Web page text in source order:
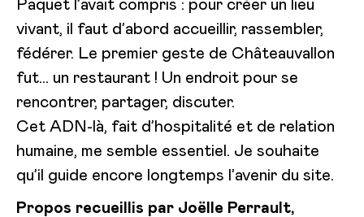
Paquet l’avait compris : pour créer un lieu
vivant, il faut d’abord accueillir, rassembler,
fédérer. Le premier geste de Châteauvallon
fut… un restaurant ! Un endroit pour se
rencontrer, partager, discuter.
Cet ADN-là, fait d’hospitalité et de relation
humaine, me semble essentiel. Je souhaite
qu’il guide encore longtemps l’avenir du site.
Propos recueillis par Joëlle Perrault,